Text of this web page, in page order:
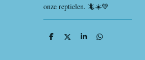
onze reptielen. 🦎☀️💚
D
D
S
D